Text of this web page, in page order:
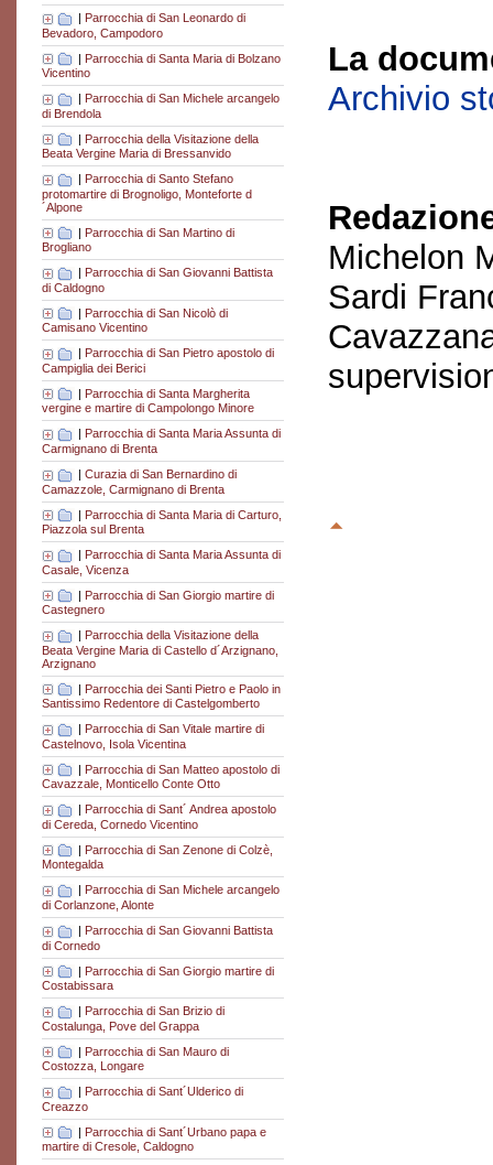
| Parrocchia di San Leonardo di
Bevadoro, Campodoro
| Parrocchia di Santa Maria di Bolzano
Vicentino
| Parrocchia di San Michele arcangelo
di Brendola
| Parrocchia della Visitazione della
Beata Vergine Maria di Bressanvido
| Parrocchia di Santo Stefano
protomartire di Brognoligo, Monteforte d
´Alpone
| Parrocchia di San Martino di
Brogliano
Parrocchia di San Giovanni Battista
di Caldogno
| Parrocchia di San Nicolò di
Camisano Vicentino
Parrocchia di San Pietro apostolo di
Campiglia dei Berici
| Parrocchia di Santa Margherita
vergine e martire di Campolongo Minore
Parrocchia di Santa Maria Assunta di
Carmignano di Brenta
| Curazia di San Bernardino di
Camazzole, Carmignano di Brenta
| Parrocchia di Santa Maria di Carturo,
Piazzola sul Brenta
| Parrocchia di Santa Maria Assunta di
Casale, Vicenza
| Parrocchia di San Giorgio martire di
Castegnero
| Parrocchia della Visitazione della
Beata Vergine Maria di Castello d´Arzignano,
Arzignano
| Parrocchia dei Santi Pietro e Paolo in
Santissimo Redentore di Castelgomberto
Parrocchia di San Vitale martire di
Castelnovo, Isola Vicentina
| Parrocchia di San Matteo apostolo di
Cavazzale, Monticello Conte Otto
Parrocchia di Sant´ Andrea apostolo
di Cereda, Cornedo Vicentino
| Parrocchia di San Zenone di Colzè,
Montegalda
Parrocchia di San Michele arcangelo
di Corlanzone, Alonte
| Parrocchia di San Giovanni Battista
di Cornedo
| Parrocchia di San Giorgio martire di
Costabissara
| Parrocchia di San Brizio di
Costalunga, Pove del Grappa
| Parrocchia di San Mauro di
Costozza, Longare
Parrocchia di Sant´Ulderico di
Creazzo
| Parrocchia di Sant´Urbano papa e
martire di Cresole, Caldogno
La
Archivio
Michelon
Sardi